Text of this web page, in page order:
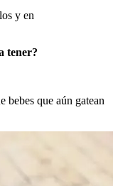
y en
tener?
bebes que aún gatean